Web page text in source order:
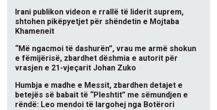
Irani publikon videon e rrallë të liderit suprem,
shtohen pikëpyetjet për shëndetin e Mojtaba
Khameneit
“Më ngacmoi të dashurën”, vrau me armë shokun
e fëmijërisë, zbardhet dëshmia e autorit për
vrasjen e 21-vjeçarit Johan Zuko
Humbja e madhe e Messit, zbardhen detajet e
betejës së babait të “Pleshtit” me sëmundjen e
rëndë: Leo mendoi të largohej nga Botërori